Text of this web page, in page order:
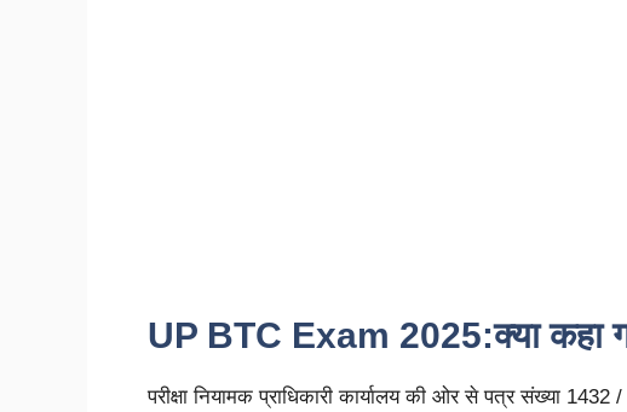
UP BTC Exam 2025:क्या कहा
परीक्षा नियामक प्राधिकारी कार्यालय की ओर से पत्र संख्या